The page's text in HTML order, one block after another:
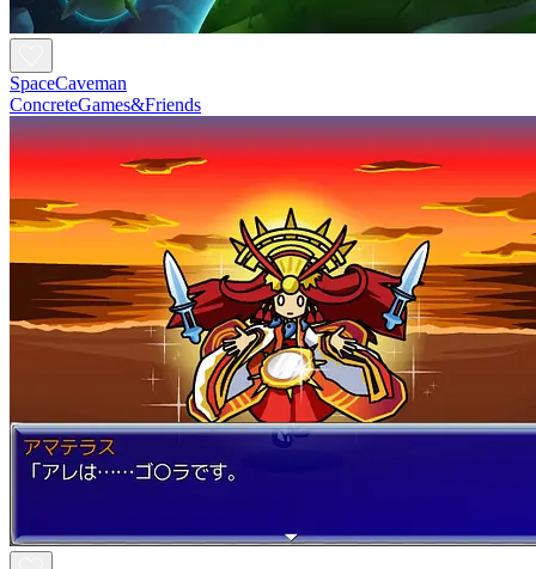
SpaceCaveman
ConcreteGames&Friends